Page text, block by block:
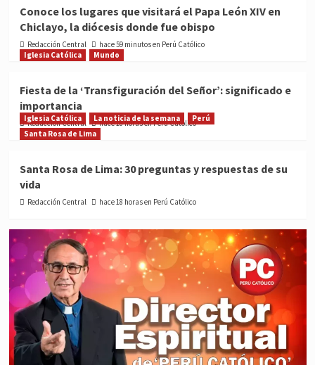
Conoce los lugares que visitará el Papa León XIV en
Chiclayo, la diócesis donde fue obispo
Redacción Central
hace 59 minutos en Perú Católico
Iglesia Católica
Mundo
Fiesta de la ‘Transfiguración del Señor’: significado e
importancia
Redacción Central hace 18 horas en Perú Católico
Iglesia Católica La noticia de la semana
Perú
Santa Rosa de Lima
Santa Rosa de Lima: 30 preguntas y respuestas de su
vida
Redacción Central hace 18 horas en Perú Católico